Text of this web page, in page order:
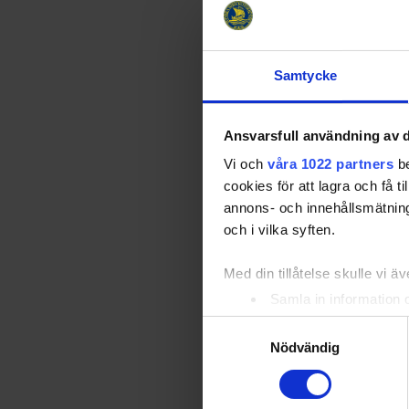
Samtycke
Ansvarsfull användning av
Vi och våra 1022 partners
cookies för att lagra och få
annons- och
och i vilka syften.
Med din tillåtelse skulle vi
Samla in information
Identifiera din enhet
Ta reda på mer om hur
eller dra tillbaka ditt
Nödvändig
juniorlag
han inte
i "finkan"
Traneberg
back i laget
och blev
men hann
tvingade
Spelade